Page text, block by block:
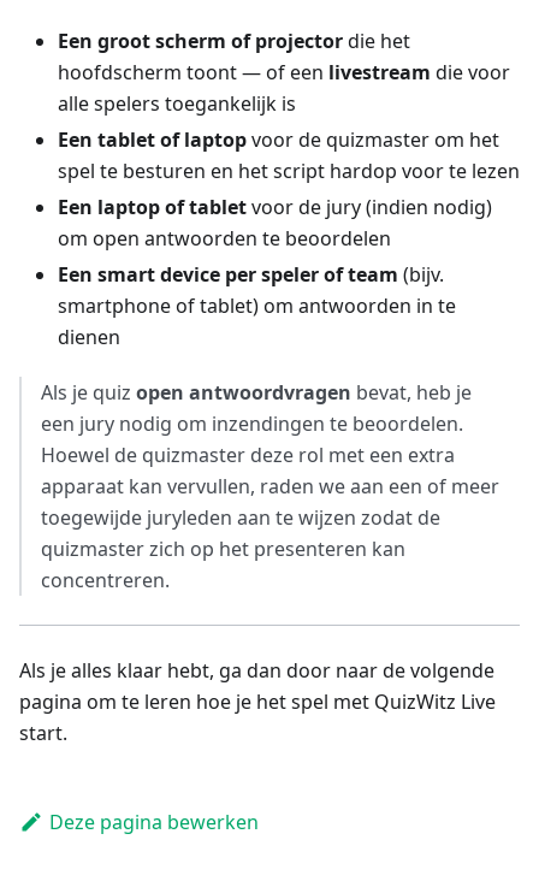
Een groot scherm of projectordie het
hoofdscherm toont — of een livestream die voor
alle spelers toegankelijk is
Een tablet of laptopvoor de quizmaster om het
spel te besturen en het script hardop voor te lezen
Een laptop of tabletvoor de jury (indien nodig)
om open antwoorden te beoordelen
Een smart device per speler of team (bijv.
smartphone of tablet) om antwoorden in te
dienen
Als je quiz open antwoordvragen bevat, heb je
een jury nodig om inzendingen te beoordelen.
Hoewel de quizmaster deze rol met een extra
apparaat kan vervullen, raden we aan een of meer
toegewijde juryleden aan te wijzen zodat de
quizmaster zich op het presenteren kan
concentreren.
Als je alles klaar hebt, ga dan door naar de volgende
pagina om te leren hoe je het spel met QuizWitz Live
start.
Deze pagina bewerken